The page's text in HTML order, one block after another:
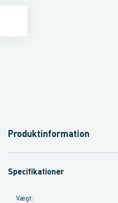
Produktinformation
Specifikationer
Vægt: